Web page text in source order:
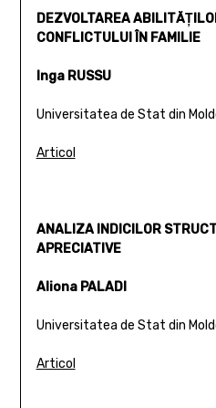
DEZVOLTAREA
CONFLICTULUI ÎN FAMILIE
Inga RUSSU
Universitatea de Stat din
Articol
ANALIZA INDICILOR
APRECIATIVE
Aliona PALADI
Universitatea de Stat din
Articol